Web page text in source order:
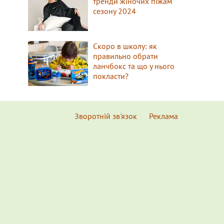
сезону 2024
Скоро в школу: як
правильно обрати
ланчбокс та що у нього
покласти?
Зворотній зв'язок Реклама